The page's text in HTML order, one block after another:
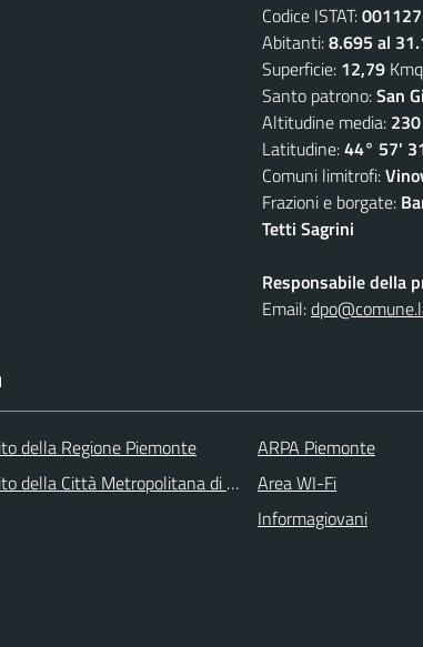
Codice ISTAT:001127
Abitanti:8.695 al
Superficie: 12,79
Santo patrono:San
Altitudine media: 230
Latitudine:44° 57'
Comuni limitrofi:
Frazioni e borgate:
Tetti Sagrini
Responsabile della
Email:
della Regione Piemonte
della Città Metropolitana di Torino
ARPA Piemonte
Area WI-Fi
Informagiovani